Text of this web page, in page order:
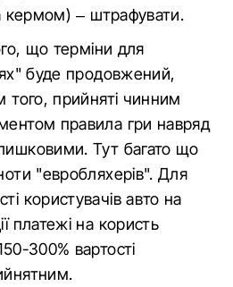
кермом) – штрафувати.
що терміни для
буде продовжений,
того, прийняті чинним
правила гри навряд
Тут багато що
"евробляхерів". Для
користувачів авто на
платежі на користь
300% вартості